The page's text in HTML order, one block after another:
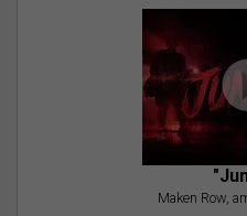
Maken Row,